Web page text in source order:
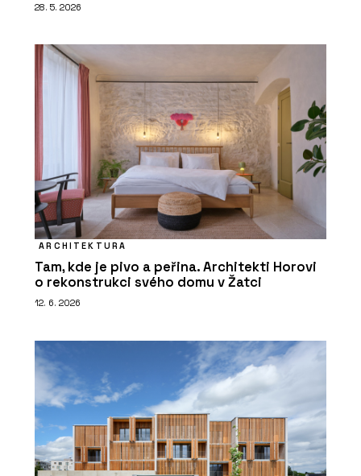
28. 5. 2026
ARCHITEKTURA
Tam, kde je pivo a peřina. Architekti Horovi
o rekonstrukci svého domu v Žatci
12. 6. 2026